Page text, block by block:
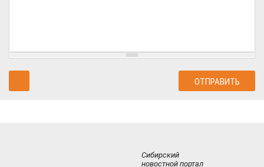
Сибирский
новостной портал